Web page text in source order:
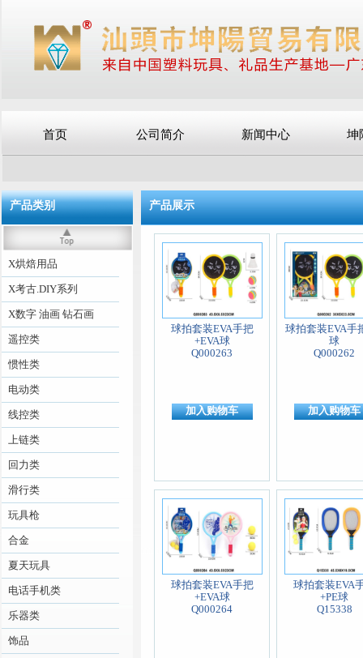
首页 公司简介 新闻中心 坤
产品类别
X烘焙用品
X考古.DIY系列
X数字 油画 钻石画
遥控类
惯性类
电动类
线控类
上链类
回力类
滑行类
玩具枪
合金
夏天玩具
电话手机类
乐器类
饰品
产品展示
球拍套装EVA手把
+EVA球
Q000263
加入购物车
球拍套装EVA手
球
Q000262
加入购物车
球拍套装EVA手把
+EVA球
Q000264
球拍套装EVA
+PE球
Q15338